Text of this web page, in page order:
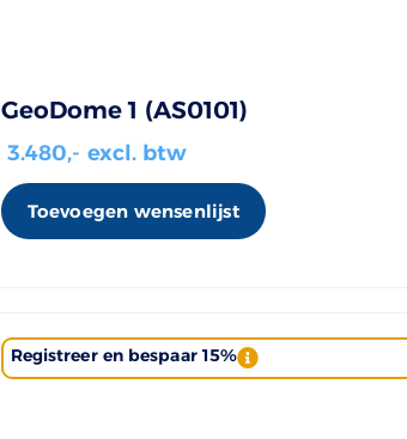
GeoDome 1 (AS0101)
3.480,- excl. btw
Toevoegen wensenlijst
Registreer en bespaar 15%